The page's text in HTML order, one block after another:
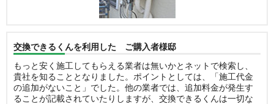
交換できるくんを利用した ご購入者様邸
もっと安く施工してもらえる業者は無いかとネットで検索し、
貴社を知ることとなりました。ポイントとしては、「施工代金
の追加がないこと」でした。他の業者では、追加料金が発生す
ることが記載されていたりしますが、交換できるくんは一切な